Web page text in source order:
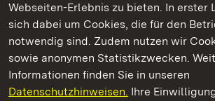
Webseiten-Erlebnis zu bieten. In erster
sich dabei um Cookies, die für den
notwendig sind. Zudem nutzen wir
sowie anonymen Statistikzwecken.
Informationen finden Sie in unseren
Datenschutzhinweisen. Ihre
Kommen. Staunen. Genießen.
Residenzschloss Urach